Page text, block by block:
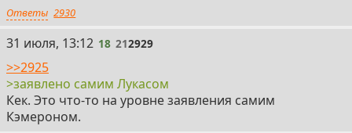
Ответы 2930
18
31 июля, 13:12 18 212929
>>2925
>заявлено самим Лукасом
Кек. Это что-то на уровне заявления самим
Кэмероном.